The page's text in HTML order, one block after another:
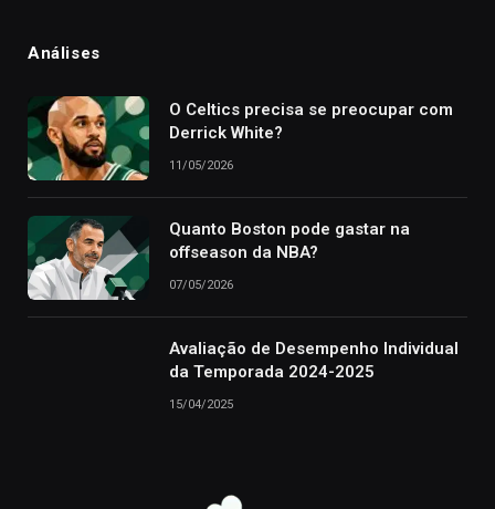
Análises
O Celtics precisa se preocupar com
Derrick White?
11/05/2026
Quanto Boston pode gastar na
offseason da NBA?
07/05/2026
Avaliação de Desempenho Individual
da Temporada 2024-2025
15/04/2025